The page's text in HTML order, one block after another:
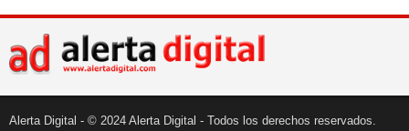
Alerta Digital - © 2024 Alerta Digital - Todos los derechos reservados.